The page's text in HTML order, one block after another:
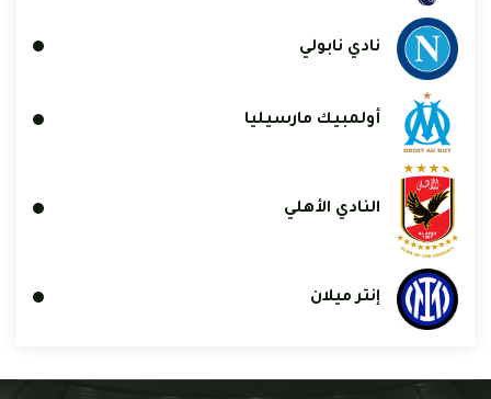
نادي نابولي
أولمبيك مارسيليا
النادي الأهلي
إنتر ميلان